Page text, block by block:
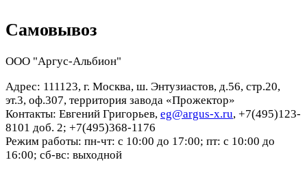
Самовывоз
ООО "Аргус-Альбион"
Адрес: 111123, г. Москва, ш. Энтузиастов, д.56, стр.20,
эт.3, оф.307, территория завода «Прожектор»
Контакты: Евгений Григорьев, eg@argus-x.ru, +7(495)123-
8101 доб. 2; +7(495)368-1176
Режим работы: пн-чт: с 10:00 до 17:00; пт: с 10:00 до
16:00; сб-вс: выходной